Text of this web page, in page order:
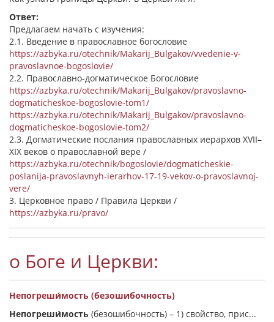
Ответ:
Предлагаем начать с изучения:
2.1. Введение в православное богословие
https://azbyka.ru/otechnik/Makarij_Bulgakov/vvedenie-v-
pravoslavnoe-bogoslovie/
2.2. Православно-догматическое Богословие
https://azbyka.ru/otechnik/Makarij_Bulgakov/pravoslavno-
dogmaticheskoe-bogoslovie-tom1/
https://azbyka.ru/otechnik/Makarij_Bulgakov/pravoslavno-
dogmaticheskoe-bogoslovie-tom2/
2.3. Догматические послания православных иерархов XVII–
XIX веков о православной вере /
https://azbyka.ru/otechnik/bogoslovie/dogmaticheskie-
poslanija-pravoslavnyh-ierarhov-17-19-vekov-o-pravoslavnoj-
vere/
3. Церковное право / Правила Церкви /
https://azbyka.ru/pravo/
о Боге и Церкви:
Непогреши́мость (безошибочность)
Непогреши́мость (безошибочность) – 1) свойство, прис...